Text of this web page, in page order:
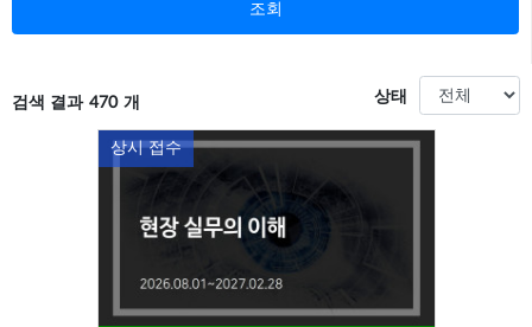
조회
검색 결과 470 개 상태
상시 접수